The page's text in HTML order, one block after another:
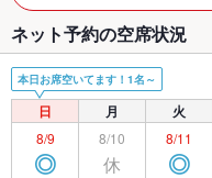
ネット予約の空席状況
本日お席空いてます！1名～
日 月 火
8/9
◎
8/10
休
8/11
◎